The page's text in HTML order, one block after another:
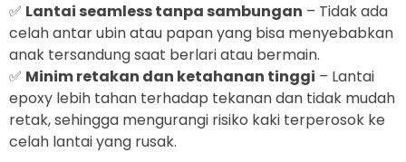
✅ Lantai seamless tanpa sambungan – Tidak ada
celah antar ubin atau papan yang bisa menyebabkan
anak tersandung saat berlari atau bermain.
✅ Minim retakan dan ketahanan tinggi – Lantai
epoxy lebih tahan terhadap tekanan dan tidak mudah
retak, sehingga mengurangi risiko kaki terperosok ke
celah lantai yang rusak.